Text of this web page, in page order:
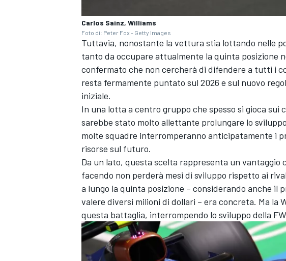
ENDURANCE/GT
Carlos Sainz, Williams
Foto di: Peter Fox - Getty Images
Tuttavia, nonostante la vettura stia lottando nelle
tanto da occupare attualmente la quinta posizione
confermato che non cercherà di difendere a tutti i
resta fermamente puntato sul 2026 e sul nuovo
iniziale.
In una lotta a centro gruppo che spesso si gioca sui
sarebbe stato molto allettante prolungare lo
molte squadre interromperanno anticipatamente i
risorse sul futuro.
Da un lato, questa scelta rappresenta un vantaggio
facendo non perderà mesi di sviluppo rispetto ai
a lungo la quinta posizione – considerando anche il
valere diversi milioni di dollari – era concreta. Ma la
questa battaglia, interrompendo lo sviluppo della